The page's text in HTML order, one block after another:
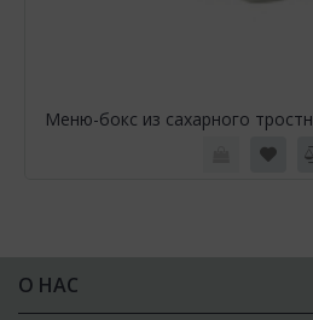
Меню-бокс из сахарного
О НАС